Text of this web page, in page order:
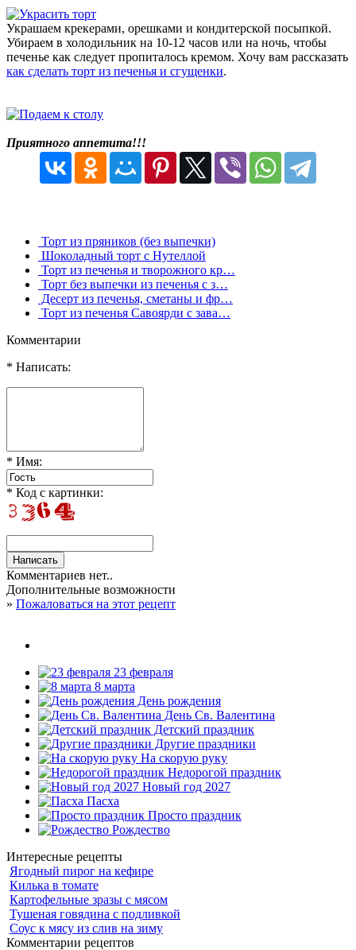
Украшаем крекерами, орешками и кондитерской посыпкой.
Убираем в холодильник на 10-12 часов или на ночь, чтобы
печенье как следует пропиталось кремом. Хочу вам рассказать
как сделать торт из печенья и сгущенки.
Приятного аппетита!!!
Торт из пряников (без выпечки)
Шоколадный торт с Нутеллой
Торт из печенья и творожного кр…
Торт без выпечки из печенья с з…
Десерт из печенья, сметаны и фр…
Торт из печенья Савоярди с зава…
Комментарии
* Написать:
* Имя:
* Код с картинки:
Комментариев нет..
Дополнительные возможности
» Пожаловаться на этот рецепт
23 февраля
8 марта
День рождения
День Св. Валентина
Детский праздник
Другие праздники
На скорую руку
Недорогой праздник
Новый год 2027
Пасха
Просто праздник
Рождество
Интересные рецепты
Ягодный пирог на кефире
Килька в томате
Картофельные зразы с мясом
Тушеная говядина с подливкой
Соус к мясу из слив на зиму
Комментарии рецептов